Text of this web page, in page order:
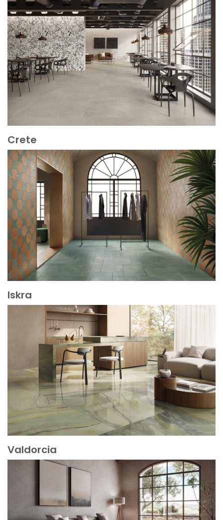
Mehr erfahren
Mehr erfahren
Crete
Mehr erfahren
Iskra
Valdorcia